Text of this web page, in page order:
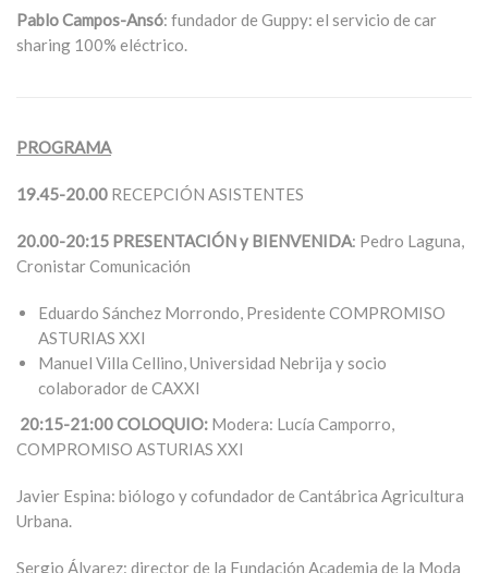
Pablo Campos-Ansó: fundador de Guppy: el servicio de car
sharing 100% eléctrico.
PROGRAMA
19.45-20.00 RECEPCIÓN ASISTENTES
20.00-20:15 PRESENTACIÓN y BIENVENIDA: Pedro Laguna,
Cronistar Comunicación
Eduardo Sánchez Morrondo, Presidente COMPROMISO
ASTURIAS XXI
Manuel Villa Cellino, Universidad Nebrija y socio
colaborador de CAXXI
20:15-21:00 COLOQUIO: Modera: Lucía Camporro,
COMPROMISO ASTURIAS XXI
Javier Espina: biólogo y cofundador de Cantábrica Agricultura
Urbana.
Sergio Álvarez: director de la Fundación Academia de la Moda